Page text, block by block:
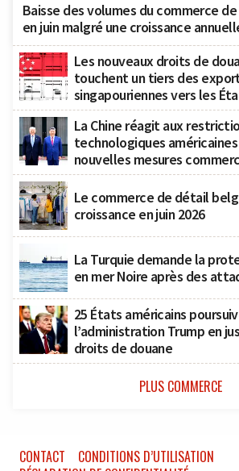
Baisse des volumes du commerce de
en juin malgré une croissance
Les nouveaux droits de
touchent un tiers des
singapouriennes vers les
La Chine réagit aux
technologiques
nouvelles mesures
Le commerce de détail
croissance en juin 2026
La Turquie demande la
en mer Noire après des
25 États américains
l’administration Trump en
droits de douane
PLUS COMMERCE
CONTACT
CONDITIONS D’UTILISATION